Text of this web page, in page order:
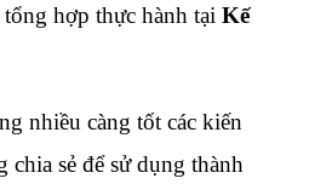
tổng hợp thực hành tạiKế
nhiều càng tốt các kiến
chia sẻ để sử dụng thành